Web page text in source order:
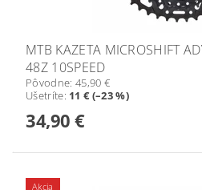
MTB KAZETA MICROSHIFT
48Z 10SPEED
Pôvodne: 45,90 €
Ušetríte: 11 € (–23 %)
34,90 €
Akcia